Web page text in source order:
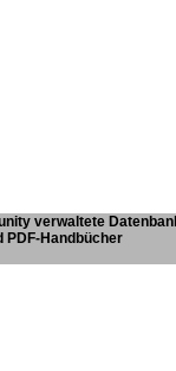
verwaltete
PDF-Handbücher